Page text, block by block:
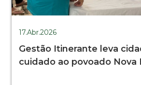
17.Abr.2026
Gestão Itinerante leva
cuidado ao povoado Nova